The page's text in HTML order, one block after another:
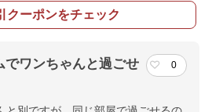
クーポンをチェック
でワンちゃんと過ごせ
0